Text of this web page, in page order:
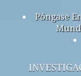
Póngase